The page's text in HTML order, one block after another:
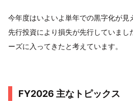
今年度はいよいよ単年での黒字化が見
先行投資により損失が先行していまし
ーズに入ってきたと考えています。
FY2026 主なトピックス